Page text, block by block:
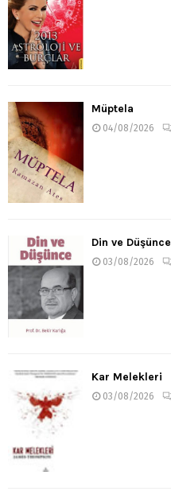
Müptela
04/08/2026
Din ve Düşünce
03/08/2026
Kar Melekleri
03/08/2026